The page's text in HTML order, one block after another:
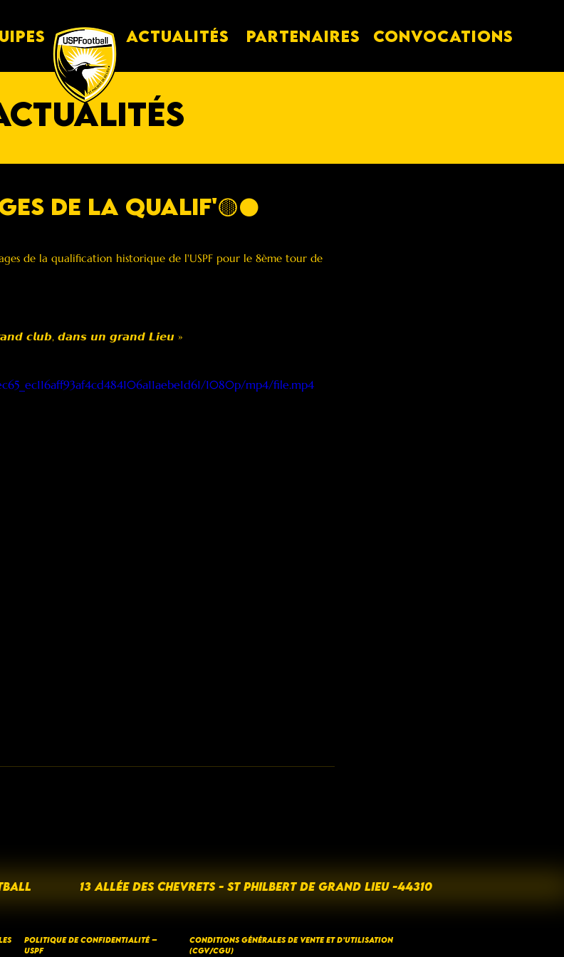
Actualités PARTENAIRES Convocations
de la qualif'🟡⚫️
de la qualification historique de l'USPF pour le 8ème tour de
𝙘𝙡𝙪𝙗, 𝙙𝙖𝙣𝙨 𝙪𝙣 𝙜𝙧𝙖𝙣𝙙 𝙇𝙞𝙚𝙪 »
1080p/mp4/file.mp4
13 ALLÉE DES CHEVRETS - ST PHILBERT DE GRAND LIEU -44310
Politique de Confidentialité –
USPF
CONDITIONS GÉNÉRALES DE VENTE ET D’UTILISATION
(CGV/CGU)